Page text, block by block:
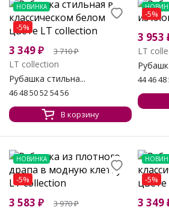
НОВИНКА
-5%
3 349₽ 3 710₽
LT collection
Рубашка стильна...
46 48 50 52 54 56
В корзину
-5%
3 953
LT
44 46 48
НОВИНКА
-5%
3 583 ₽ 3 970₽
-5%
3 349